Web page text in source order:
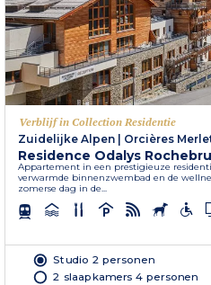
Verblijf in Collection Residentie
Zuidelijke Alpen | Orcières
Residence Odalys
Appartement in een prestigieuze
verwarmde binnenzwembad en de
zomerse dag in de...
Studio 2 personen
2 slaapkamers 4 personen